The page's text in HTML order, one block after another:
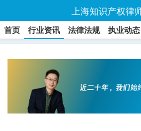
上海知识产权律
首页 行业资讯 法律法规 执业动态